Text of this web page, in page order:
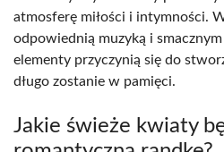
atmosferę miłości i intymności.
odpowiednią muzyką i
elementy przyczynią się do
długo zostanie w pamięci.
Jakie świeże kwiaty